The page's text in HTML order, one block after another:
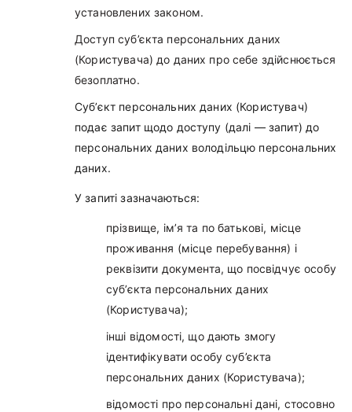
установлених законом.
Доступ суб’єкта персональних даних
(Користувача) до даних про себе здійснюється
безоплатно.
Суб’єкт персональних даних (Користувач)
подає запит щодо доступу (далі — запит) до
персональних даних володільцю персональних
даних.
У запиті зазначаються:
прізвище, ім’я та по батькові, місце
проживання (місце перебування) і
реквізити документа, що посвідчує особу
суб’єкта персональних даних
(Користувача);
інші відомості, що дають змогу
ідентифікувати особу суб’єкта
персональних даних (Користувача);
відомості про персональні дані, стосовно